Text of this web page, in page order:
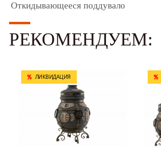
Откидывающееся поддувало
РЕКОМЕНДУЕМ:
ЛИКВИДАЦИЯ